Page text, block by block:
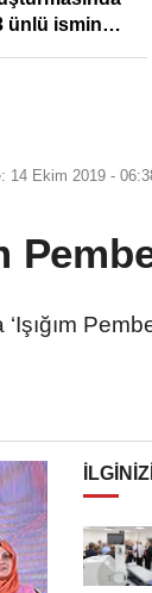
ünlü ismin
14 Ekim 2019 -